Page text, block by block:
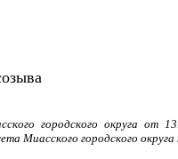
городского округа от
Миасского городского округа